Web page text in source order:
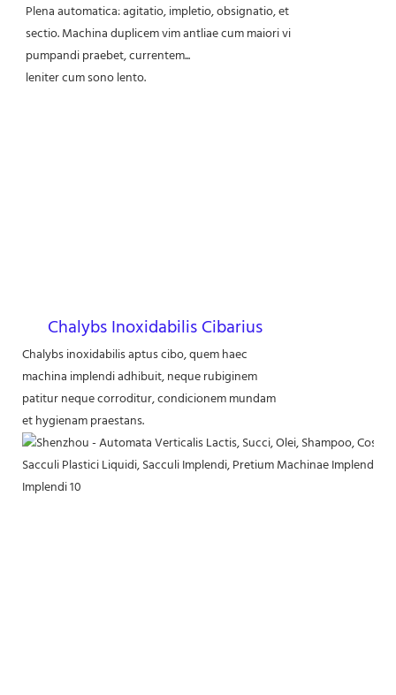
Plena automatica: agitatio, impletio, obsignatio, et
sectio. Machina duplicem vim antliae cum maiori vi
pumpandi praebet, currentem...
leniter cum sono lento.
Chalybs Inoxidabilis Cibarius
Chalybs inoxidabilis aptus cibo, quem haec
machina implendi adhibuit, neque rubiginem
patitur neque corroditur, condicionem mundam
et hygienam praestans.